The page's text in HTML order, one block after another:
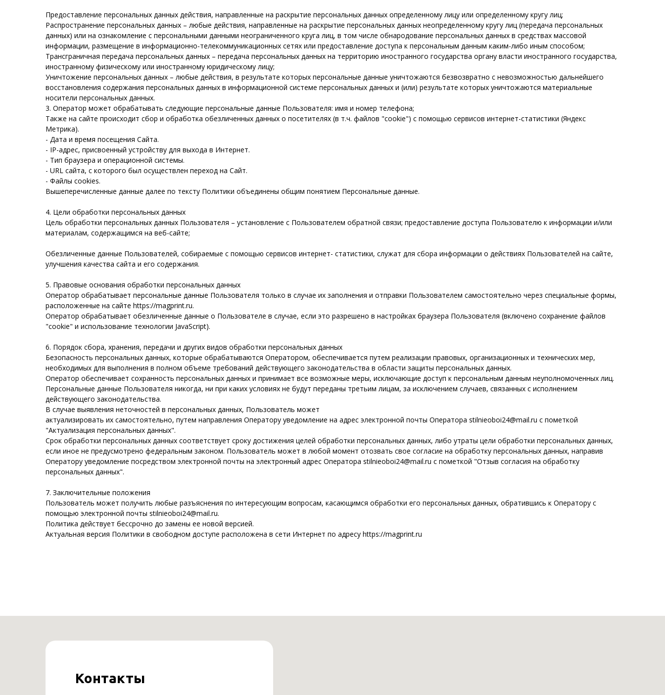
Предоставление персональных данных действия, направленные на раскрытие персональных данных определенному лицу или определенному кругу лиц;
Распространение персональных данных – любые действия, направленные на раскрытие персональных данных неопределенному кругу лиц (передача персональных
данных) или на ознакомление с персональными данными неограниченного круга лиц, в том числе обнародование персональных данных в средствах массовой
информации, размещение в информационно-телекоммуникационных сетях или предоставление доступа к персональным данным каким-либо иным способом;
Трансграничная передача персональных данных – передача персональных данных на территорию иностранного государства органу власти иностранного государства,
иностранному физическому или иностранному юридическому лицу;
Уничтожение персональных данных – любые действия, в результате которых персональные данные уничтожаются безвозвратно с невозможностью дальнейшего
восстановления содержания персональных данных в информационной системе персональных данных и (или) результате которых уничтожаются материальные
носители персональных данных.
3. Оператор может обрабатывать следующие персональные данные Пользователя: имя и номер телефона;
Также на сайте происходит сбор и обработка обезличенных данных о посетителях (в т.ч. файлов "cookie") с помощью сервисов интернет-статистики (Яндекс
Метрика).
- Дата и время посещения Сайта.
- IP-адрес, присвоенный устройству для выхода в Интернет.
- Тип браузера и операционной системы.
- URL сайта, с которого был осуществлен переход на Сайт.
- Файлы cookies.
Вышеперечисленные данные далее по тексту Политики объединены общим понятием Персональные данные.
4. Цели обработки персональных данных
Цель обработки персональных данных Пользователя – установление с Пользователем обратной связи; предоставление доступа Пользователю к информации и/или
материалам, содержащимся на веб-сайте;
Обезличенные данные Пользователей, собираемые с помощью сервисов интернет- статистики, служат для сбора информации о действиях Пользователей на сайте,
улучшения качества сайта и его содержания.
5. Правовые основания обработки персональных данных
Оператор обрабатывает персональные данные Пользователя только в случае их заполнения и отправки Пользователем самостоятельно через специальные формы,
расположенные на сайте https://magprint.ru.
Оператор обрабатывает обезличенные данные о Пользователе в случае, если это разрешено в настройках браузера Пользователя (включено сохранение файлов
"cookie" и использование технологии JavaScript).
6. Порядок сбора, хранения, передачи и других видов обработки персональных данных
Безопасность персональных данных, которые обрабатываются Оператором, обеспечивается путем реализации правовых, организационных и технических мер,
необходимых для выполнения в полном объеме требований действующего законодательства в области защиты персональных данных.
Оператор обеспечивает сохранность персональных данных и принимает все возможные меры, исключающие доступ к персональным данным неуполномоченных лиц.
Персональные данные Пользователя никогда, ни при каких условиях не будут переданы третьим лицам, за исключением случаев, связанных с исполнением
действующего законодательства.
В случае выявления неточностей в персональных данных, Пользователь может
актуализировать их самостоятельно, путем направления Оператору уведомление на адрес электронной почты Оператора stilnieoboi24@mail.ru с пометкой
"Актуализация персональных данных".
Срок обработки персональных данных соответствует сроку достижения целей обработки персональных данных, либо утраты цели обработки персональных данных,
если иное не предусмотрено федеральным законом. Пользователь может в любой момент отозвать свое согласие на обработку персональных данных, направив
Оператору уведомление посредством электронной почты на электронный адрес Оператора stilnieoboi24@mail.ru с пометкой "Отзыв согласия на обработку
персональных данных".
7. Заключительные положения
Пользователь может получить любые разъяснения по интересующим вопросам, касающимся обработки его персональных данных, обратившись к Оператору с
помощью электронной почты stilnieoboi24@mail.ru.
Политика действует бессрочно до замены ее новой версией.
Актуальная версия Политики в свободном доступе расположена в сети Интернет по адресу https://magprint.ru
Контакты